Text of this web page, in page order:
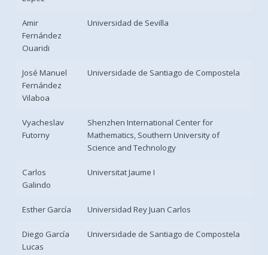
Amir
Fernández
Ouaridi
Universidad de Sevilla
José Manuel
Fernández
Vilaboa
Universidade de Santiago de Compostela
Vyacheslav
Futorny
Shenzhen International Center for
Mathematics, Southern University of
Science and Technology
Carlos
Galindo
Universitat Jaume I
Esther García Universidad Rey Juan Carlos
Diego García
Lucas
Universidade de Santiago de Compostela